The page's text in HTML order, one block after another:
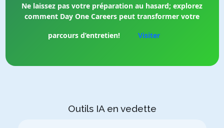
Ne laissez pas votre préparation au hasard; explorez
comment Day One Careers peut transformer votre
parcours d’entretien!
Visiter
Outils IA en vedette